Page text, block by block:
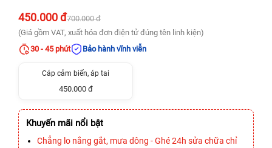
450.000 đ700.000 đ
(Giá gồm VAT, xuất hóa đơn điện tử đúng tên linh kiện)
30 - 45 phút
Bảo hành vĩnh viễn
Cáp cảm biến, áp tai
450.000 đ
Khuyến mãi nổi bật
Chẳng lo nắng gắt, mưa dông - Ghé 24h sửa chữa chỉ